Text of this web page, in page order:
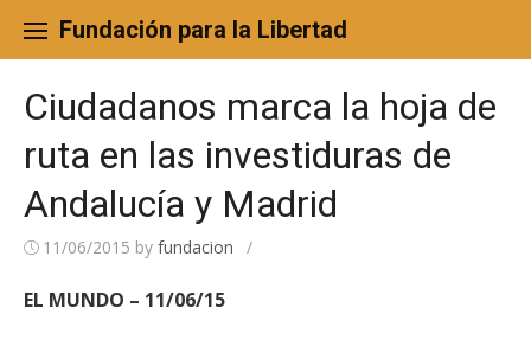
content
Fundación para la Libertad
Ciudadanos marca la hoja de
ruta en las investiduras de
Andalucía y Madrid
11/06/2015 by fundacion /
EL MUNDO – 11/06/15